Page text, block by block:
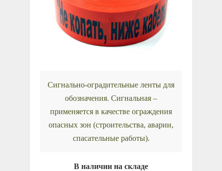
Сигнально-оградительные ленты для
обозначения. Сигнальная –
применяется в качестве ограждения
опасных зон (строительства, аварии,
спасательные работы).
В наличии на складе